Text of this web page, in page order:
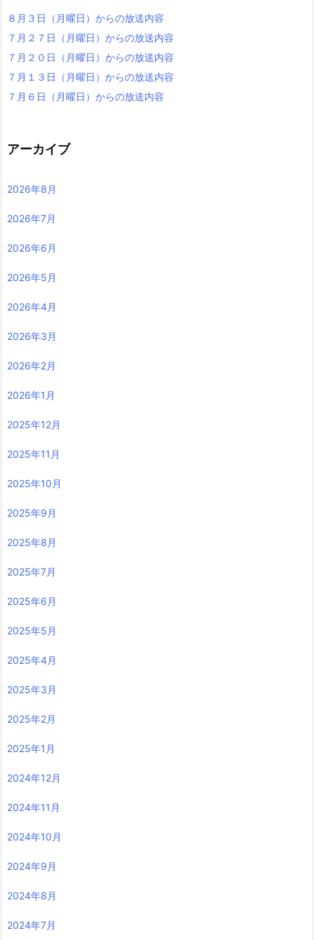
８月３日（月曜日）からの放送内容
７月２７日（月曜日）からの放送内容
７月２０日（月曜日）からの放送内容
７月１３日（月曜日）からの放送内容
７月６日（月曜日）からの放送内容
アーカイブ
2026年8月
2026年7月
2026年6月
2026年5月
2026年4月
2026年3月
2026年2月
2026年1月
2025年12月
2025年11月
2025年10月
2025年9月
2025年8月
2025年7月
2025年6月
2025年5月
2025年4月
2025年3月
2025年2月
2025年1月
2024年12月
2024年11月
2024年10月
2024年9月
2024年8月
2024年7月